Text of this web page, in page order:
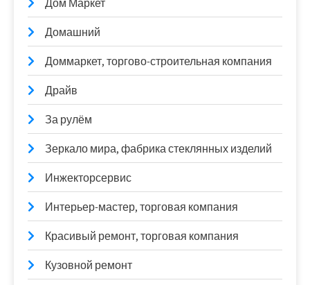
Дом Маркет
Домашний
Доммаркет, торгово-строительная компания
Драйв
За рулём
Зеркало мира, фабрика стеклянных изделий
Инжекторсервис
Интерьер-мастер, торговая компания
Красивый ремонт, торговая компания
Кузовной ремонт